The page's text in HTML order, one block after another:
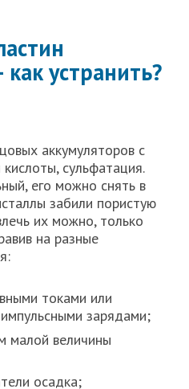
устранить?
аккумуляторов с
сульфатация.
его можно снять в
забили пористую
их можно, только
на разные
токами или
зарядами;
малой величины
осадка;